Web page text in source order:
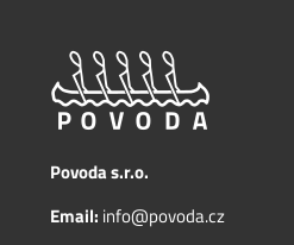
Povoda s.r.o.
Email: info@povoda.cz